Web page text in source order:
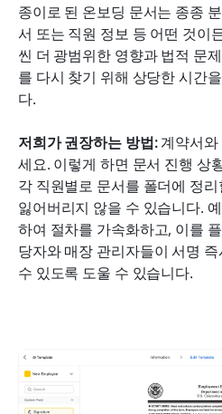
종이로 된 온보딩 문서는 종종
서 또는 직원 정보 등 어떤 것이
씬 더 광범위한 영향과 법적 문
를 다시 찾기 위해 상당한 시간
다.
저희가 권장하는 방법: 계약서
세요. 이렇게 하면 문서 진행 상
각 직원별로 문서를 폴더에 정
잃어버리지 않을 수 있습니다.
하여 절차를 가속화하고, 이를
당자와 매장 관리자들이 서명
수 있도록 도울 수 있습니다.